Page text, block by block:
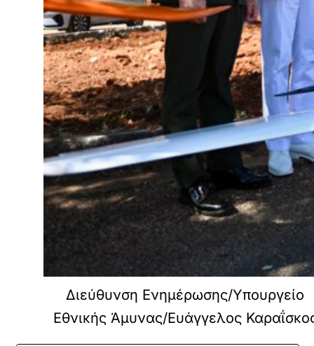
Διεύθυνση Ενημέρωσης/Υπουργείο
Εθνικής Άμυνας/Ευάγγελος